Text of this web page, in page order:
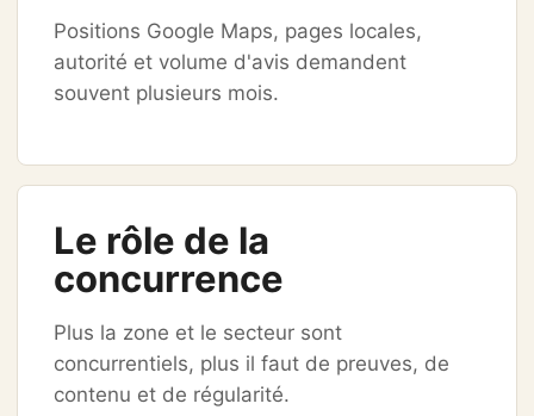
Positions Google Maps, pages locales,
autorité et volume d'avis demandent
souvent plusieurs mois.
Le rôle de la
concurrence
Plus la zone et le secteur sont
concurrentiels, plus il faut de preuves, de
contenu et de régularité.